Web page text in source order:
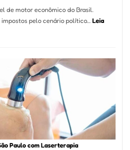
de motor econômico do Brasil.
pelo cenário político… Leia
Paulo com Laserterapia